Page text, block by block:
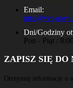
Email:
info@vet-
Dni/Godziny
Pon - Piąt /
ZAPISZ SIĘ DO
Otrzymuj informacje o